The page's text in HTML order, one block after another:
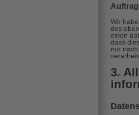
Wir
des
einen
dass
nur
3.